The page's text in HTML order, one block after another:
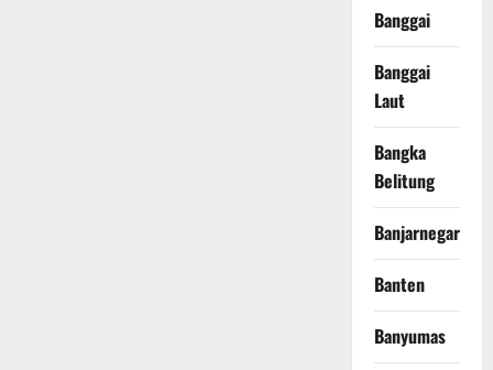
Banggai
Banggai
Laut
Bangka
Belitung
Banjarnegara
Banten
Banyumas